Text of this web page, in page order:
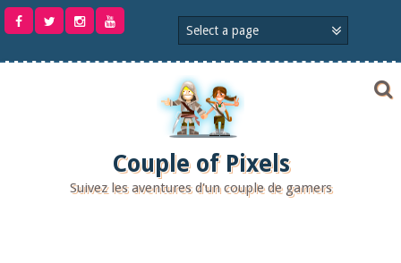
Aller
Couple of Pixels
Suivez les aventures d'un couple de gamers